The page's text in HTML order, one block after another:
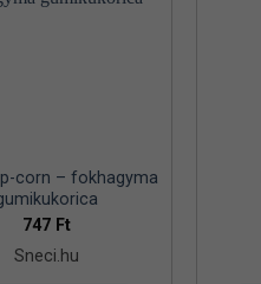
corn – fokhagyma
747 Ft
Sneci.hu